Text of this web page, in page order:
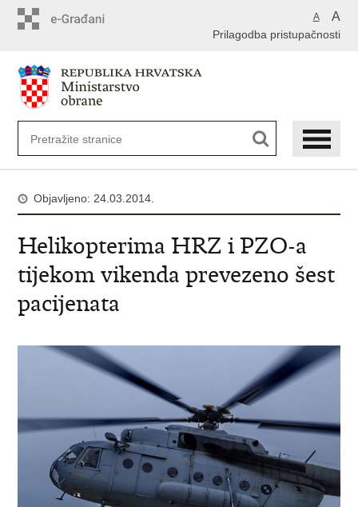
A A
Prilagodba pristupačnosti
Objavljeno: 24.03.2014.
Helikopterima HRZ i PZO-a
tijekom vikenda prevezeno šest
pacijenata